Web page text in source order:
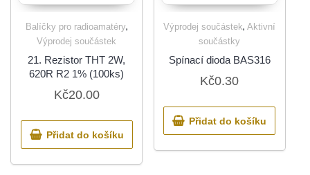
Balíčky pro radioamatéry,
Výprodej součástek
21. Rezistor THT 2W,
620R R2 1% (100ks)
Kč20.00
Přidat do košíku
Výprodej součástek,Aktivní
součástky
Spínací dioda BAS316
Kč0.30
Přidat do košíku